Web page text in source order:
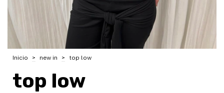
Inicio > new in > top low
top low